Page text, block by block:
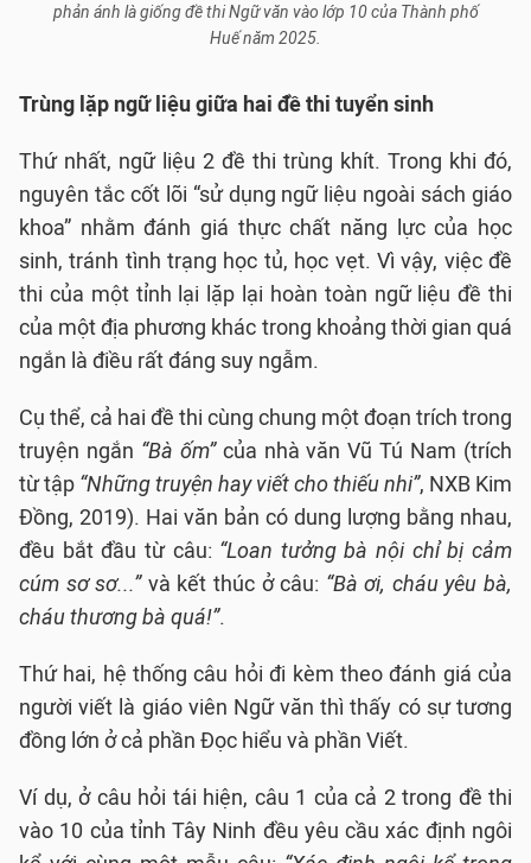
phản ánh là giống đề thi Ngữ văn vào lớp 10 của Thành phố
Huế năm 2025.
Trùng lặp ngữ liệu giữa hai đề thi tuyển sinh
Thứ nhất, ngữ liệu 2 đề thi trùng khít. Trong khi đó,
nguyên tắc cốt lõi “sử dụng ngữ liệu ngoài sách giáo
khoa” nhằm đánh giá thực chất năng lực của học
sinh, tránh tình trạng học tủ, học vẹt. Vì vậy, việc đề
thi của một tỉnh lại lặp lại hoàn toàn ngữ liệu đề thi
của một địa phương khác trong khoảng thời gian quá
ngắn là điều rất đáng suy ngẫm.
Cụ thể, cả hai đề thi cùng chung một đoạn trích trong
truyện ngắn “Bà ốm”của nhà văn Vũ Tú Nam (trích
từ tập “Những truyện hay viết cho thiếu nhi”, NXB Kim
Đồng, 2019). Hai văn bản có dung lượng bằng nhau,
đều bắt đầu từ câu: “Loan tưởng bà nội chỉ bị cảm
cúm sơ sơ...”và kết thúc ở câu: “Bà ơi, cháu yêu bà,
cháu thương bà quá!”.
Thứ hai, hệ thống câu hỏi đi kèm theo đánh giá của
người viết là giáo viên Ngữ văn thì thấy có sự tương
đồng lớn ở cả phần Đọc hiểu và phần Viết.
Ví dụ, ở câu hỏi tái hiện, câu 1 của cả 2 trong đề thi
vào 10 của tỉnh Tây Ninh đều yêu cầu xác định ngôi